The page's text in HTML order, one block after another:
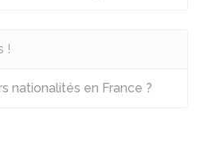
!
nationalités en France ?